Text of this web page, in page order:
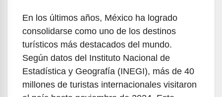
En los últimos años, México ha logrado
consolidarse como uno de los destinos
turísticos más destacados del mundo.
Según datos del Instituto Nacional de
Estadística y Geografía (INEGI), más de 40
millones de turistas internacionales visitaron